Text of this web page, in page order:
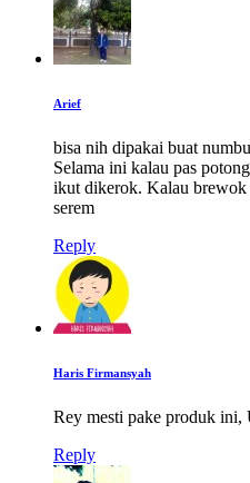
Arief
bisa nih dipakai buat
Selama ini kalau pas
ikut dikerok. Kalau brewok
serem
Reply
Haris Firmansyah
Rey mesti pake produk ini,
Reply